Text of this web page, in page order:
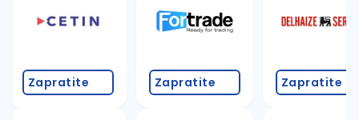
Zapratite Zapratite Zapratite